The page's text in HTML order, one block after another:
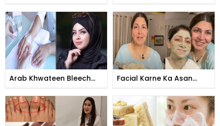
Arab Khwateen Bleech
Facial Karne Ka Asan